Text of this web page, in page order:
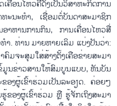
ຄື່ອນ​ໄຫວ​ຄື​ດັ່ງ​ເປັນ​ວິ​ສາ​ຫະ​ກິດ​ການ​
ະ​ນະ​ທຳ, ເຊື່ອມ​ຕໍ່​ບັນ​ດາ​ສະ​ມາ​ຊິກ​
າ​ຫານ​ການ​ກິນ, ການ​ເຄື່ອນ​ໄຫວ​ສື່
. ທ່ານ ມາຍ​ຫາຍ​ເລິມ ແບ່ງ​ປັນ​ວ່າ:
ຈະ​ສຸມ​ໃສ່​ສ້າງ​ຕັ້ງ​ເຄືອຂ່າຍສະ​ມາ​
ມູນ​ຂ່າວ​ສານ​ໃຫ້​ສົມ​ບູນ​ແບບ, ຫັນ​ບັນ​
ງ​ຜູ້​ເຂົ້າ​ຮ່ວມ​ເປັນ​ລະ​ອຽດ. ຄ່ອຍໆ​
ອງ​ຜູ້​ເຂົ້າ​ຮ່ວມ ຫຼື ຮູ້​ຈັກ​ເຖິງສະ​ມາ​